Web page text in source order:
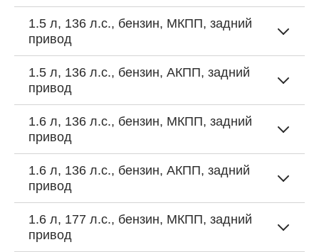
1.5 л, 136 л.с., бензин, МКПП, задний
привод
1.5 л, 136 л.с., бензин, АКПП, задний
привод
1.6 л, 136 л.с., бензин, МКПП, задний
привод
1.6 л, 136 л.с., бензин, АКПП, задний
привод
1.6 л, 177 л.с., бензин, МКПП, задний
привод